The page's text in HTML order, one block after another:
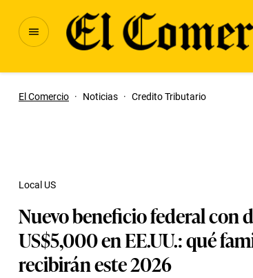
El Comercio · Noticias · Credito Tributario
Nuevo beneficio federal con
US$5,000 en EE.UU.: qué
recibirán este 2026
Local US